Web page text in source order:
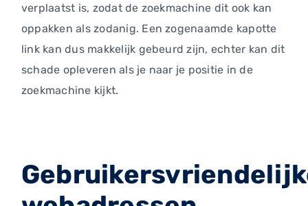
verplaatst is, zodat de zoekmachine dit ook kan
oppakken als zodanig. Een zogenaamde kapotte
link kan dus makkelijk gebeurd zijn, echter kan dit
schade opleveren als je naar je positie in de
zoekmachine kijkt.